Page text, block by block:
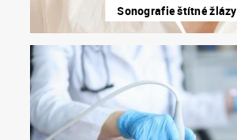
Sonografie štítné žlázy